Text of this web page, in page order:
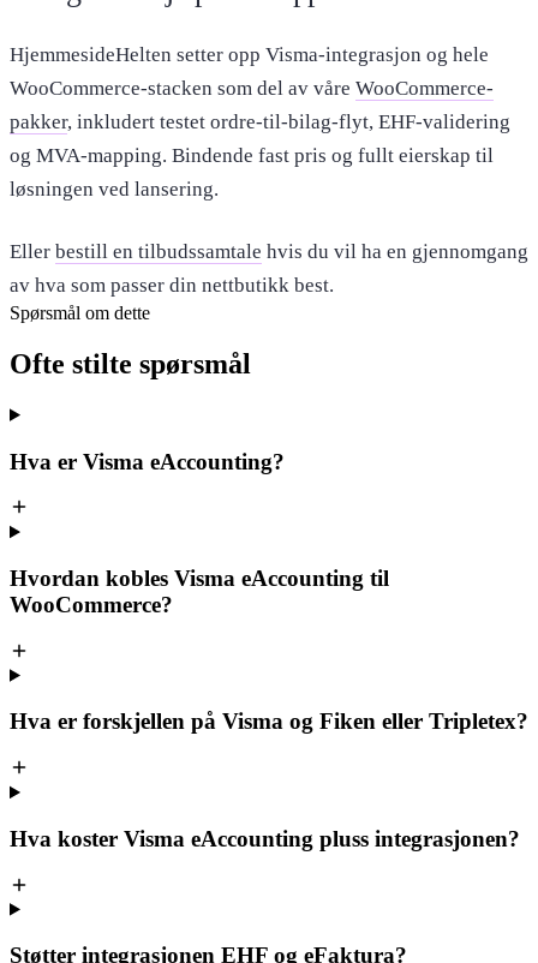
HjemmesideHelten setter opp Visma-integrasjon og hele
WooCommerce-stacken som del av våre WooCommerce-
pakker, inkludert testet ordre-til-bilag-flyt, EHF-validering
og MVA-mapping. Bindende fast pris og fullt eierskap til
løsningen ved lansering.
Eller bestill en tilbudssamtale hvis du vil ha en gjennomgang
av hva som passer din nettbutikk best.
Spørsmål om dette
Ofte stilte spørsmål
Hva er Visma eAccounting?
Hvordan kobles Visma eAccounting til
WooCommerce?
Hva er forskjellen på Visma og Fiken eller Tripletex?
Hva koster Visma eAccounting pluss integrasjonen?
Støtter integrasjonen EHF og eFaktura?